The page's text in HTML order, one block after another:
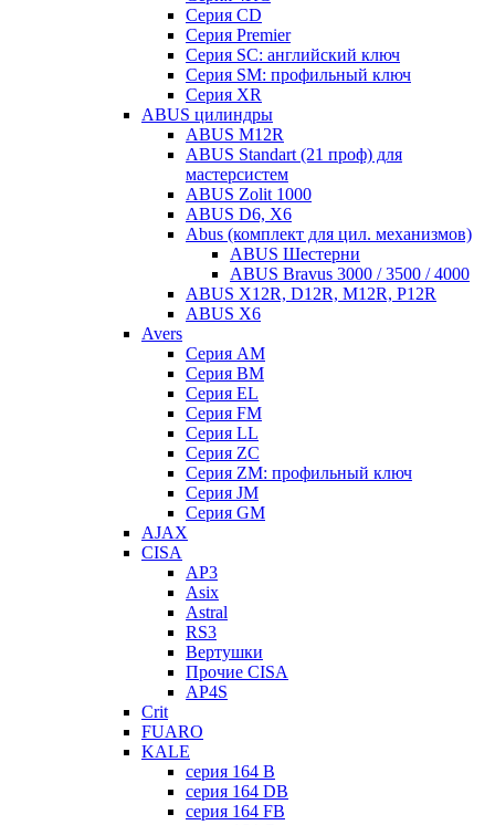
Серия CD
Серия Premier
Серия SC: английский ключ
Серия SM: профильный ключ
Серия XR
ABUS цилиндры
ABUS M12R
ABUS Standart (21 проф) для
мастерсистем
ABUS Zolit 1000
ABUS D6, X6
Abus (комплект для цил. механизмов)
ABUS Шестерни
ABUS Bravus 3000 / 3500 / 4000
ABUS X12R, D12R, M12R, P12R
ABUS X6
Avers
Серия AM
Серия BM
Серия EL
Серия FM
Серия LL
Серия ZC
Серия ZM: профильный ключ
Серия JM
Серия GM
AJAX
CISA
AP3
Asix
Astral
RS3
Вертушки
Прочие CISA
AP4S
Crit
FUARO
KALE
серия 164 B
серия 164 DB
серия 164 FB